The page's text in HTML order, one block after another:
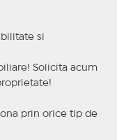
si
Solicita acum
prin orice tip de